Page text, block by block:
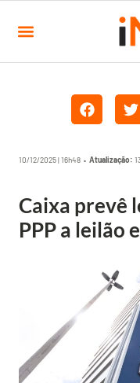
10/12/2025 | 16h48 • Atualização:
Caixa prevê
PPP a leilão